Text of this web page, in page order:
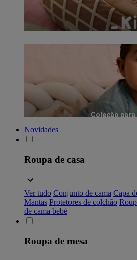
Coleção
Novidades
Roupa de casa
Ver tudo Conjunto de cama Capa
Mantas Protetores de colchão
de cama bebé
Roupa de mesa